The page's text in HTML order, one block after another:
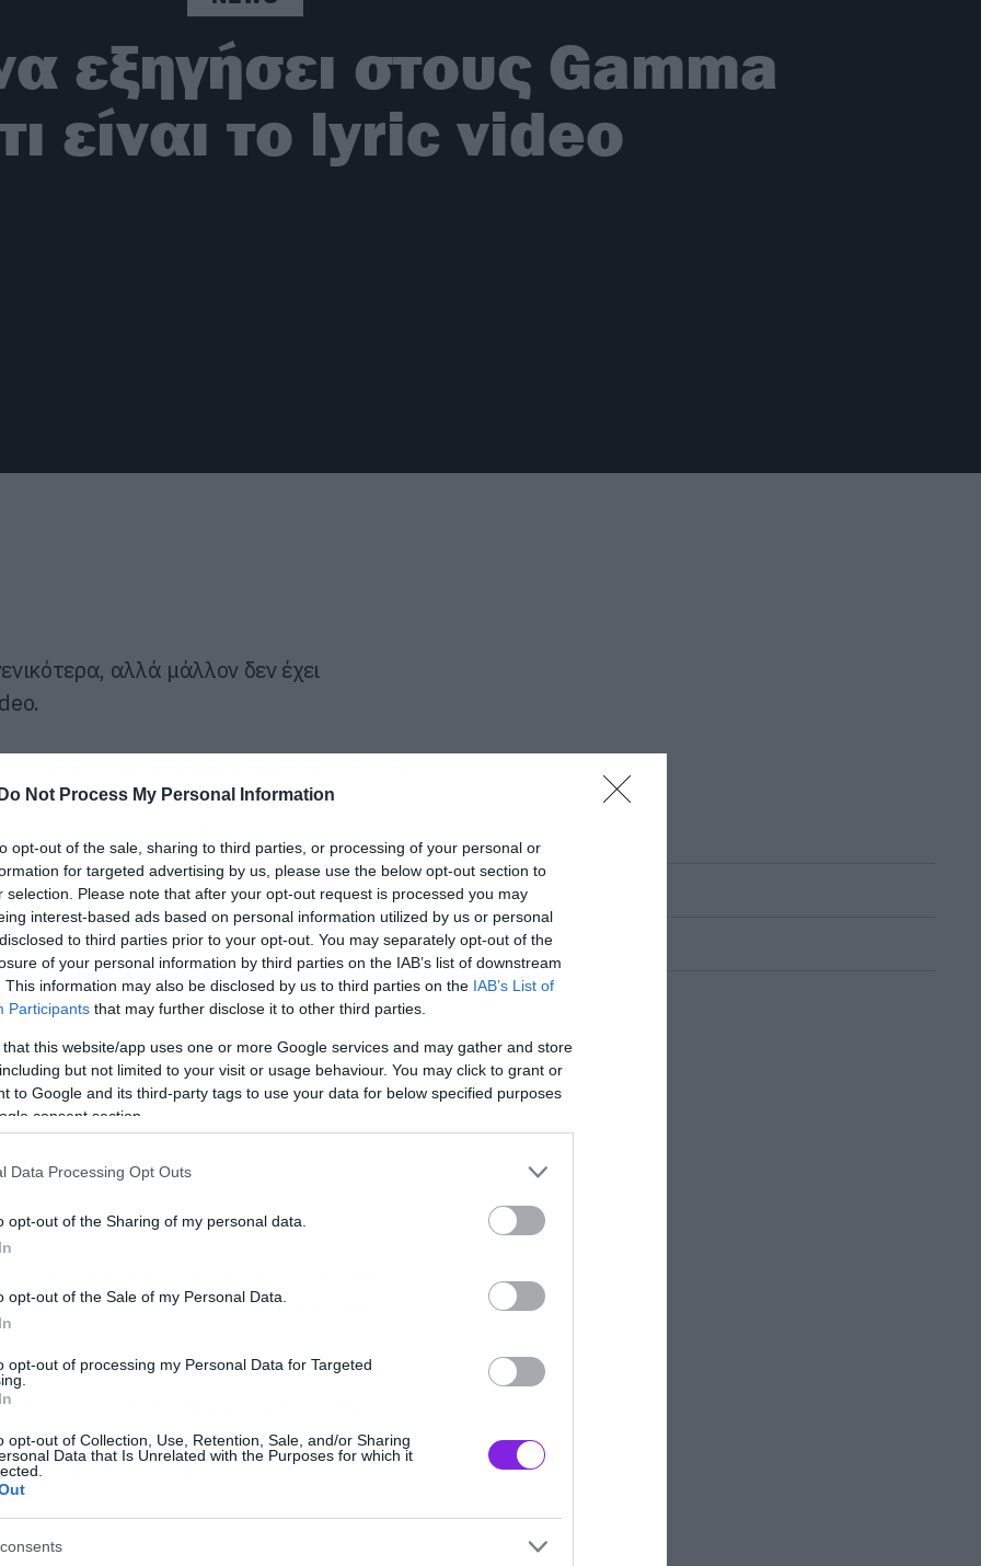
Do Not Process My Personal Information
opt-out of the sale, sharing to third parties, or processing of your personal or
for targeted advertising by us, please use the below opt-out section to
selection. Please note that after your opt-out request is processed you may
interest-based ads based on personal information utilized by us or personal
to third parties prior to your opt-out. You may separately opt-out of the
of your personal information by third parties on the IAB’s list of downstream
This information may also be disclosed by us to third parties on the IAB’s List of
Participants that may further disclose it to other third parties.
that this website/app uses one or more Google services and may gather and store
but not limited to your visit or usage behaviour. You may click to grant or
to Google and its third-party tags to use your data for below specified purposes
consent section.
Data Processing Opt Outs
opt-out of the Sharing of my personal data.
opt-out of the Sale of my Personal Data.
opt-out of processing my Personal Data for Targeted
opt-out of Collection, Use, Retention, Sale, and/or Sharing
Data that Is Unrelated with the Purposes for which it
εξηγήσει στους Gamma
είναι το lyric video
αλλά μάλλον δεν έχει
εκτελέσεις παλιών επιτυχιών τους.
άλμπουμ που θα είναι έτοιμο στα
είναι το ομώνυμο τραγούδι το οποίο
και μπορούμε να το δούμε από
να δείχνεις το συγκρότημα να παίζει
να φαίνονται οι στίχοι είναι κάπως
έχουν μέσα τις παρακάτω φιλοσοφικές